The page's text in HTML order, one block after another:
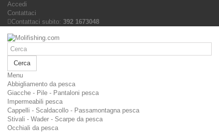
Accedi
Contattaci
Contattaci subito: 392 1673048
Cerca
Menu
Abbigliamento da pesca
Giacche - Pile - Pantaloni pesca
Impermeabili pesca
Cappelli - Scaldacollo - Passamontagna pesca
Stivali - Wader - Scarpe da pesca
Occhiali da pesca